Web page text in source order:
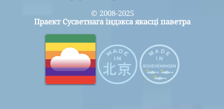
© 2008-2025
Праект Сусветнага індэкса якасці паветра